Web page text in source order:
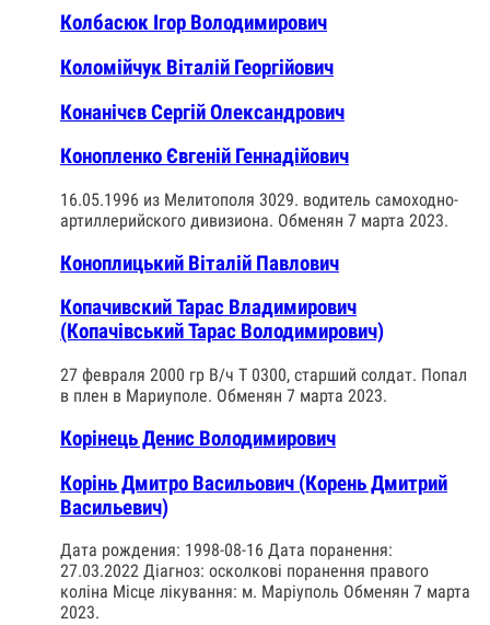
Колбасюк Ігор Володимирович
Коломійчук Віталій Георгійович
Конанічєв Сергій Олександрович
Конопленко Євгеній Геннадійович
16.05.1996 из Мелитополя 3029. водитель самоходно-
артиллерийского дивизиона. Обменян 7 марта 2023.
Коноплицький Віталій Павлович
Копачивский Тарас Владимирович
(Копачівський Тарас Володимирович)
27 февраля 2000 гр В/ч Т 0300, старший солдат. Попал
в плен в Мариуполе. Обменян 7 марта 2023.
Корінець Денис Володимирович
Корінь Дмитро Васильович (Корень Дмитрий
Васильевич)
Дата рождения: 1998-08-16 Дата поранення:
27.03.2022 Діагноз: осколкові поранення правого
коліна Місце лікування: м. Маріуполь Обменян 7 марта
2023.